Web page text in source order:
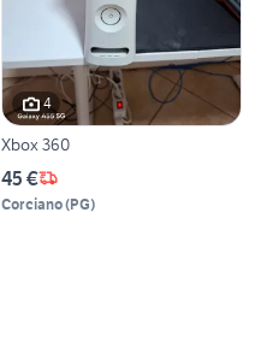
4
Xbox 360
45 €
Corciano(PG)